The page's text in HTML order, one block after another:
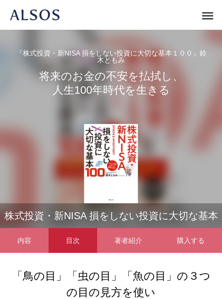
新書 人文・エッセイ ノンフィク
/home/r1740804/public_html/
『株式投資・新NISA 損をしない投資に大切な基本１００』鈴
木ともみ
将来のお金の不安を払拭し、
人生100年時代を生きる
株式投資・新NISA 損をしない投資に大切な基本
１００
内容 目次 著者紹介 購入する
「鳥の目」「虫の目」「魚の目」の３つ
の目の見方を使い